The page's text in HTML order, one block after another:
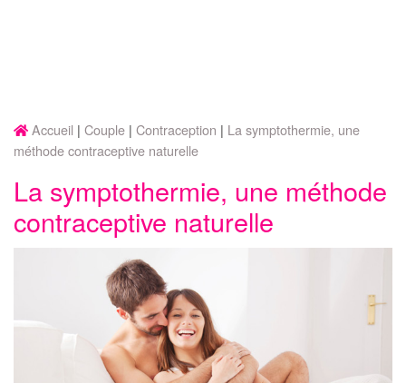
Accueil Couple Contraception
La symptothermie, une
méthode contraceptive naturelle
La symptothermie, une méthode
contraceptive naturelle